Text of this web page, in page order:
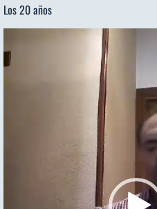
Los 20 años
de
vídeo